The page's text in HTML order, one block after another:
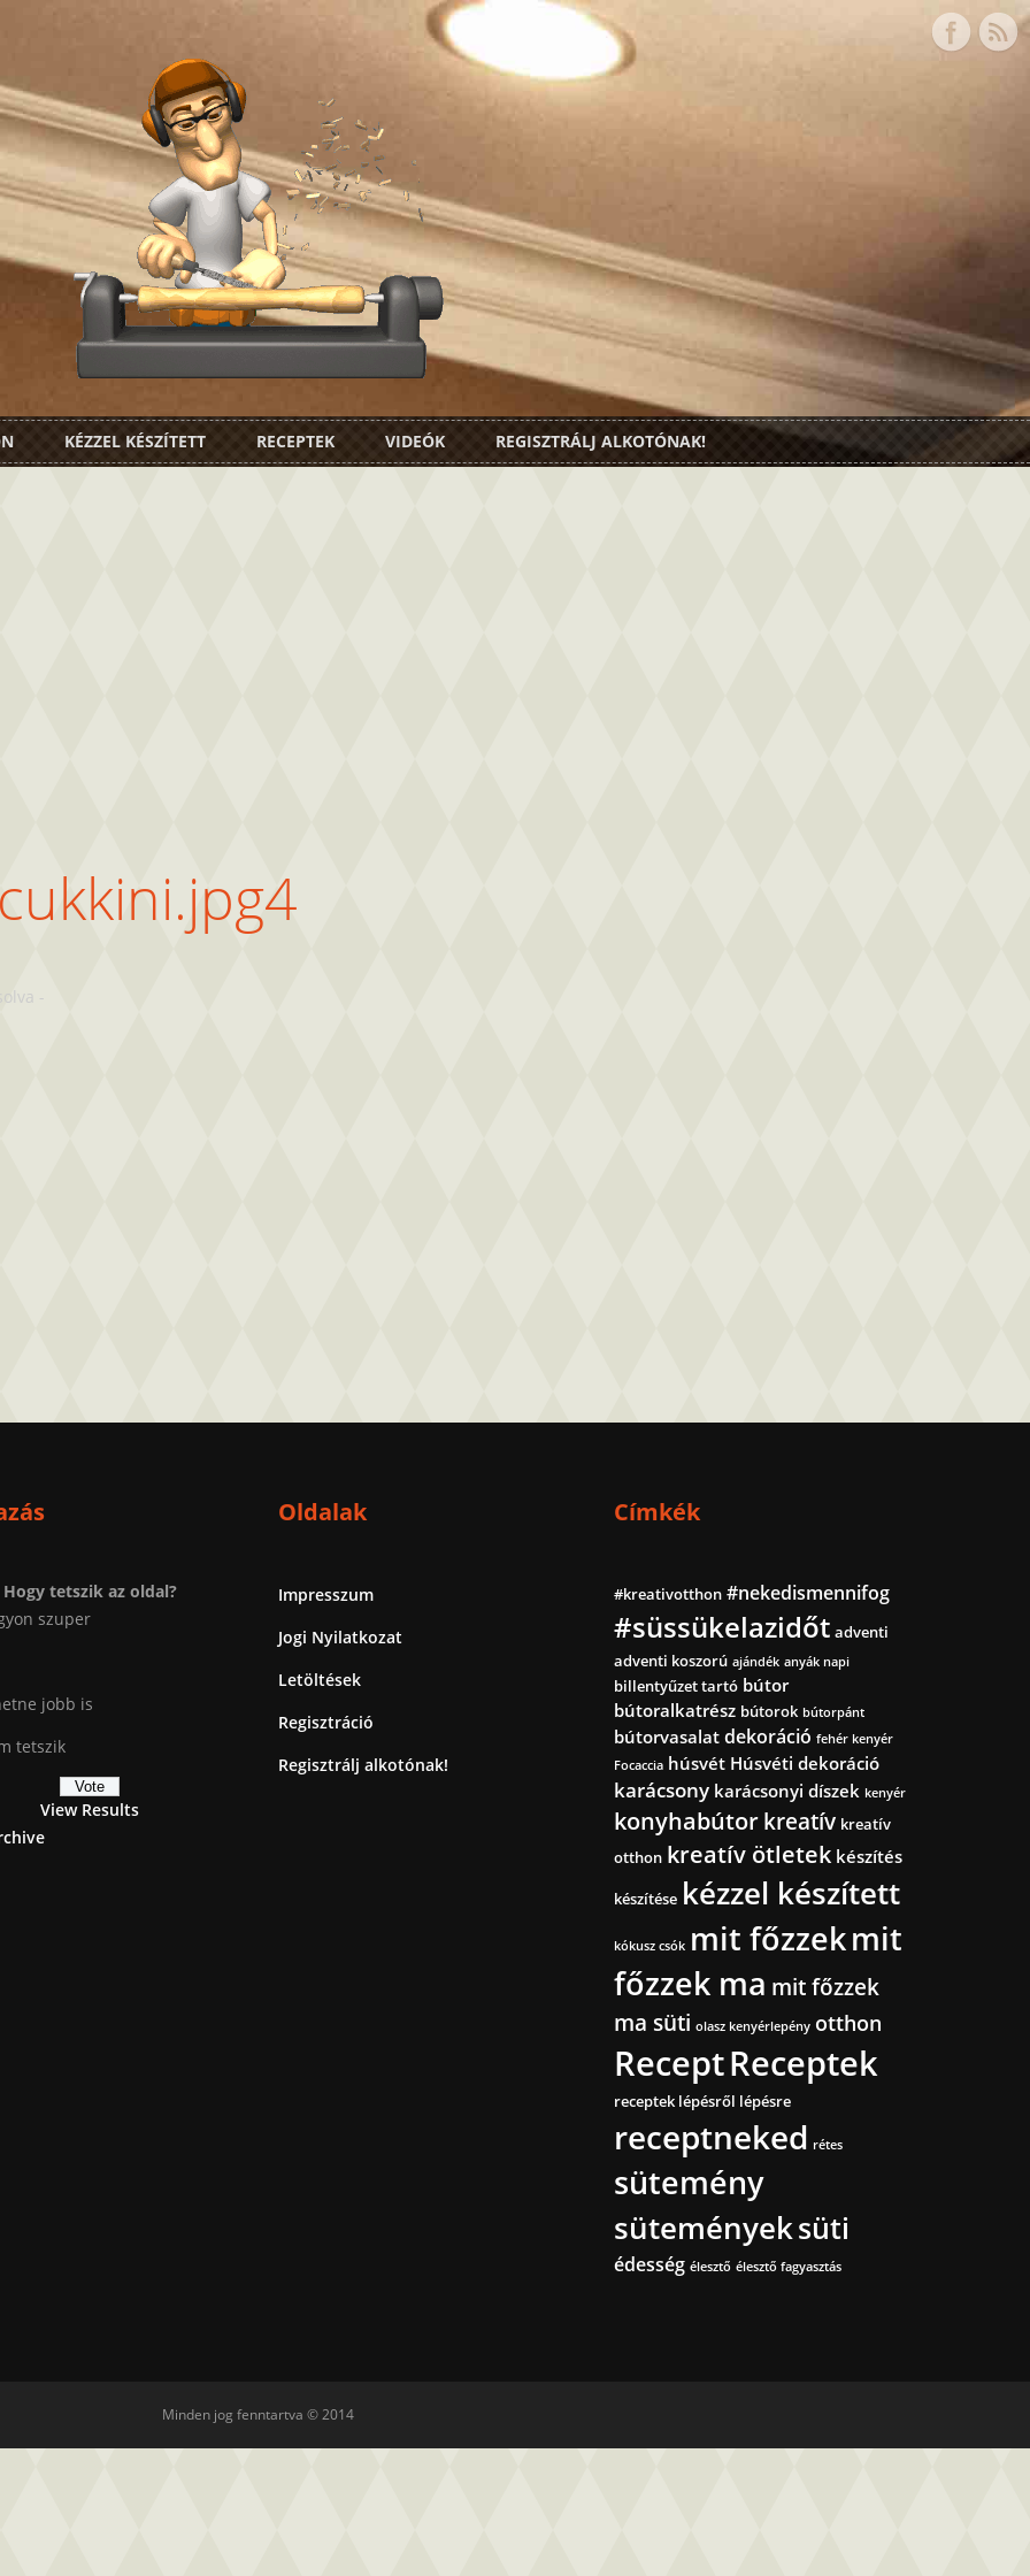
KÉZZEL KÉSZÍTETT RECEPTEK VIDEÓK REGISZTRÁLJ ALKOTÓNAK!
-
Hogy tetszik az oldal?
szuper
jobb is
tetszik
View Results
Oldalak
Impresszum
Jogi Nyilatkozat
Letöltések
Regisztráció
Regisztrálj alkotónak!
Címkék
#kreativotthon #nekedismennifog
#süssükelazidőt adventi
adventi koszorú ajándék anyák napi
billentyűzet tartó bútor
bútoralkatrész bútorok bútorpánt
bútorvasalat dekoráció fehér kenyér
Focaccia húsvét Húsvéti dekoráció
karácsony karácsonyi díszek kenyér
konyhabútor kreatív kreatív
otthon kreatív ötletek készítés
készítése kézzel készített
kókusz csók mit főzzekmit
főzzek ma mit főzzek
ma süti olasz kenyérlepény otthon
ReceptReceptek
receptek lépésről lépésre
receptneked rétes
sütemény
süteményeksüti
édesség élesztő élesztő fagyasztás
Minden jog fenntartva © 2014